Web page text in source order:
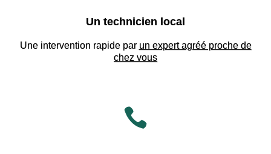
Un technicien local
Une intervention rapide par un expert agréé proche de
chez vous
